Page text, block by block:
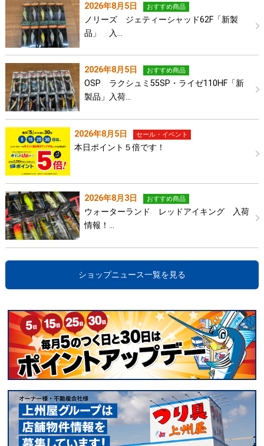
2026年8月5日 おすすめ商品
ノリーズ ジェティーシャッド62F「新製
品」 入…
2026年8月5日 おすすめ商品
OSP ラクシュミ55SP・ライゼ110HF「新
製品」入荷…
2026年8月5日 セール・イベント
本日ポイント５倍です！
2026年8月3日 おすすめ商品
ウォーターランド レッドアイキング 入荷
情報！…
ショップニュース一覧を見る